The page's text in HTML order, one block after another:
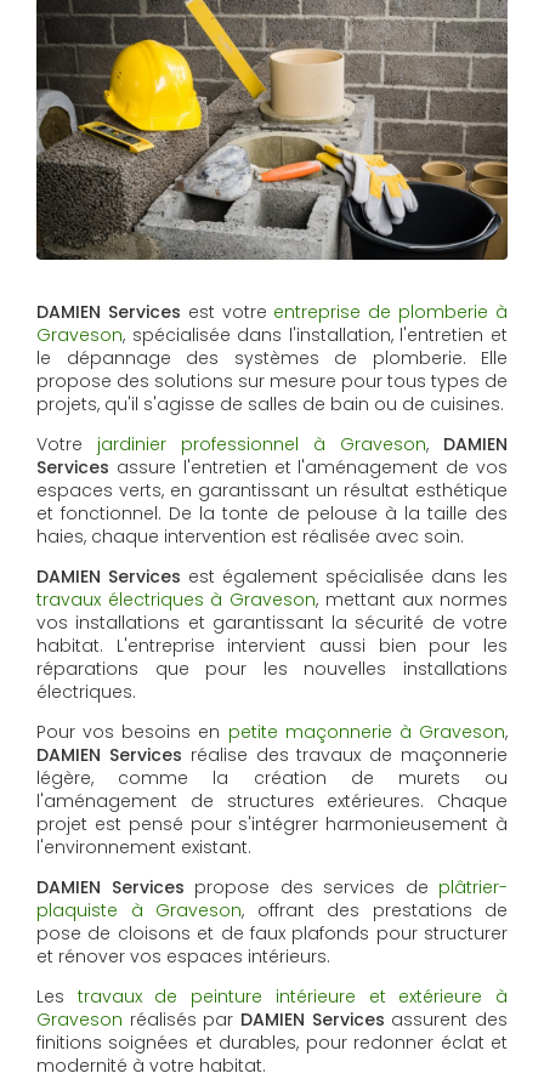
DAMIEN Services est votre entreprise de plomberie à
Graveson, spécialisée dans l'installation, l'entretien et
le dépannage des systèmes de plomberie. Elle
propose des solutions sur mesure pour tous types de
projets, qu'il s'agisse de salles de bain ou de cuisines.
Votre jardinier professionnel à Graveson, DAMIEN
Services assure l'entretien et l'aménagement de vos
espaces verts, en garantissant un résultat esthétique
et fonctionnel. De la tonte de pelouse à la taille des
haies, chaque intervention est réalisée avec soin.
DAMIEN Services est également spécialisée dans les
travaux électriques à Graveson, mettant aux normes
vos installations et garantissant la sécurité de votre
habitat. L'entreprise intervient aussi bien pour les
réparations que pour les nouvelles installations
électriques.
Pour vos besoins en petite maçonnerie à Graveson,
DAMIEN Services réalise des travaux de maçonnerie
légère, comme la création de murets ou
l'aménagement de structures extérieures. Chaque
projet est pensé pour s'intégrer harmonieusement à
l'environnement existant.
DAMIEN Services propose des services de plâtrier-
plaquiste à Graveson, offrant des prestations de
pose de cloisons et de faux plafonds pour structurer
et rénover vos espaces intérieurs.
Les travaux de peinture intérieure et extérieure à
Graveson réalisés par DAMIEN Services assurent des
finitions soignées et durables, pour redonner éclat et
modernité à votre habitat.